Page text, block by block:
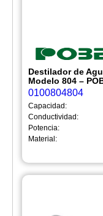
Destilador de
Modelo 804 –
0100804804
Capacidad:
Conductividad:
Potencia:
Material: